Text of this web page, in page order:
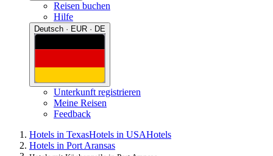
Reisen buchen
Hilfe
Deutsch · EUR · DE
Unterkunft registrieren
Meine Reisen
Feedback
Hotels in TexasHotels in USAHotels
Hotels in Port Aransas